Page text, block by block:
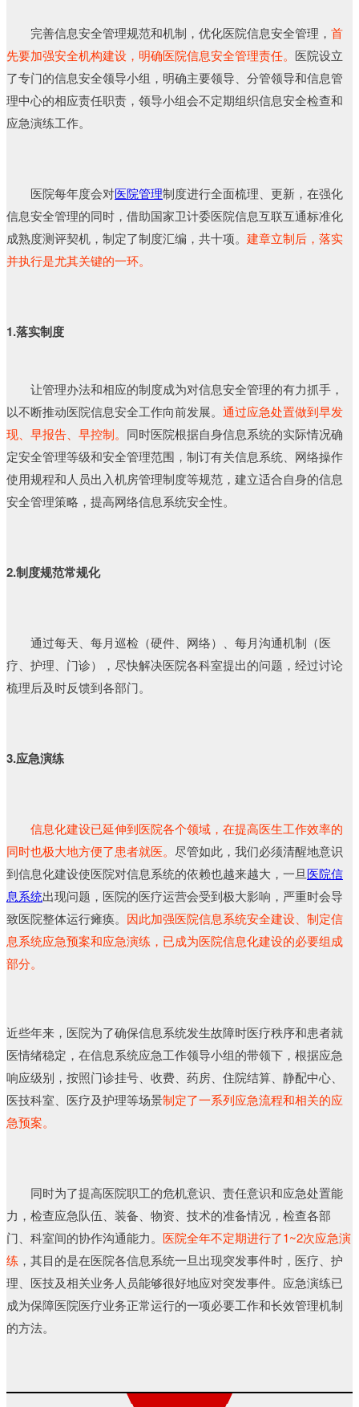
完善信息安全管理规范和机制，优化医院信息安全管理， 首
先要加强安全机构建设，明确医院信息安全管理责任。 医院设立
了专门的信息安全领导小组，明确主要领导、分管领导和信息管
理中心的相应责任职责，领导小组会不定期组织信息安全检查和
应急演练工作。
医院每年度会对医院管理制度进行全面梳理、更新，在强化
信息安全管理的同时，借助国家卫计委医院信息互联互通标准化
成熟度测评契机，制定了制度汇编，共十项。 建章立制后，落实
并执行是尤其关键的一环。
1.落实制度
让管理办法和相应的制度成为对信息安全管理的有力抓手，
以不断推动医院信息安全工作向前发展。 通过应急处置做到早发
现、早报告、早控制。 同时医院根据自身信息系统的实际情况确
定安全管理等级和安全管理范围，制订有关信息系统、网络操作
使用规程和人员出入机房管理制度等规范，建立适合自身的信息
安全管理策略，提高网络信息系统安全性。
2.制度规范常规化
通过每天、每月巡检（硬件、网络）、每月沟通机制（医
疗、护理、门诊），尽快解决医院各科室提出的问题，经过讨论
梳理后及时反馈到各部门。
3.应急演练
信息化建设已延伸到医院各个领域，在提高医生工作效率的
同时也极大地方便了患者就医。 尽管如此，我们必须清醒地意识
到信息化建设使医院对信息系统的依赖也越来越大，一旦医院信
息系统出现问题，医院的医疗运营会受到极大影响，严重时会导
致医院整体运行瘫痪。 因此加强医院信息系统安全建设、制定信
息系统应急预案和应急演练，已成为医院信息化建设的必要组成
部分。
近些年来，医院为了确保信息系统发生故障时医疗秩序和患者就
医情绪稳定，在信息系统应急工作领导小组的带领下，根据应急
响应级别，按照门诊挂号、收费、药房、住院结算、静配中心、
医技科室、医疗及护理等场景制定了一系列应急流程和相关的应
急预案。
同时为了提高医院职工的危机意识、责任意识和应急处置能
力，检查应急队伍、装备、物资、技术的准备情况，检查各部
门、科室间的协作沟通能力。 医院全年不定期进行了1~2次应急演
练 ，其目的是在医院各信息系统一旦出现突发事件时，医疗、护
理、医技及相关业务人员能够很好地应对突发事件。应急演练已
成为保障医院医疗业务正常运行的一项必要工作和长效管理机制
的方法。